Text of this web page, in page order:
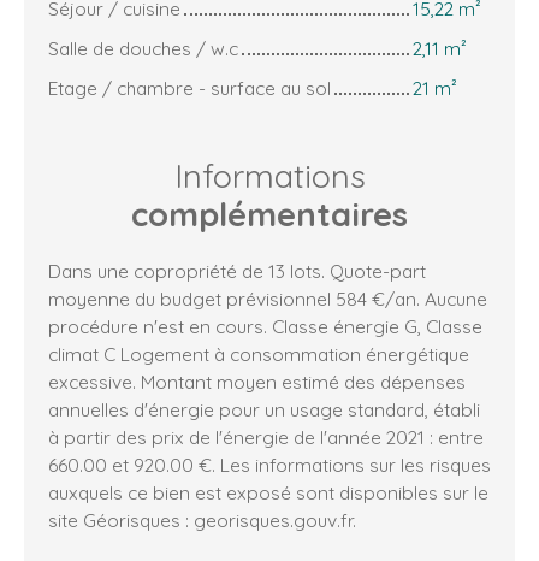
Séjour / cuisine
15,22 m²
Salle de douches / w.c
2,11 m²
Etage / chambre - surface au sol
21 m²
Informations
complémentaires
Dans une copropriété de 13 lots. Quote-part
moyenne du budget prévisionnel 584 €/an. Aucune
procédure n'est en cours. Classe énergie G, Classe
climat C Logement à consommation énergétique
excessive. Montant moyen estimé des dépenses
annuelles d'énergie pour un usage standard, établi
à partir des prix de l'énergie de l'année 2021 : entre
660.00 et 920.00 €. Les informations sur les risques
auxquels ce bien est exposé sont disponibles sur le
site Géorisques : georisques.gouv.fr.